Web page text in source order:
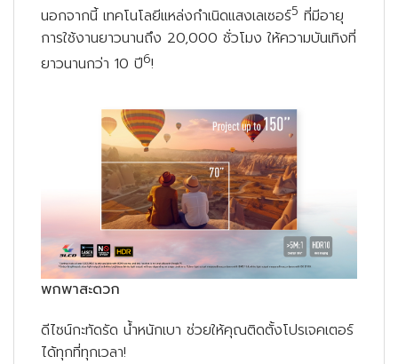
นอกจากนี้ เทคโนโลยีแหล่งกำเนิดแสงเลเซอร์5 ที่มีอายุ
การใช้งานยาวนานถึง 20,000 ชั่วโมง ให้ความบันเทิงที่
ยาวนานกว่า 10 ปี6!
พกพาสะดวก
ดีไซน์กะทัดรัด น้ำหนักเบา ช่วยให้คุณติดตั้งโปรเจคเตอร์
ได้ทุกที่ทุกเวลา!